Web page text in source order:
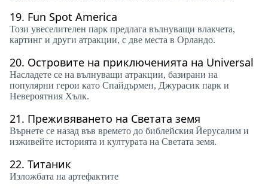
19. Fun Spot America
Този увеселителен парк предлага вълнуващи влакчета,
картинг и други атракции, с две места в Орландо.
20. Островите на приключенията на Universal
Насладете се на вълнуващи атракции, базирани на
популярни герои като Спайдърмен, Джурасик парк и
Невероятния Хълк.
21. Преживяването на Светата земя
Върнете се назад във времето до библейския Йерусалим и
изживейте историята и културата на Светата земя.
22. Титаник
Изложбата на артефактите